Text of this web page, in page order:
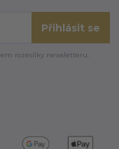
Přihlásit se
rozesílky newsletteru.